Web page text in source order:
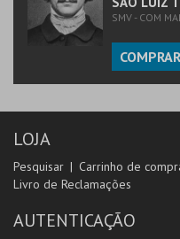
SMV - COM
COMPRAR
LOJA
Pesquisar Carrinho de
Livro de Reclamações
AUTENTICAÇÃO